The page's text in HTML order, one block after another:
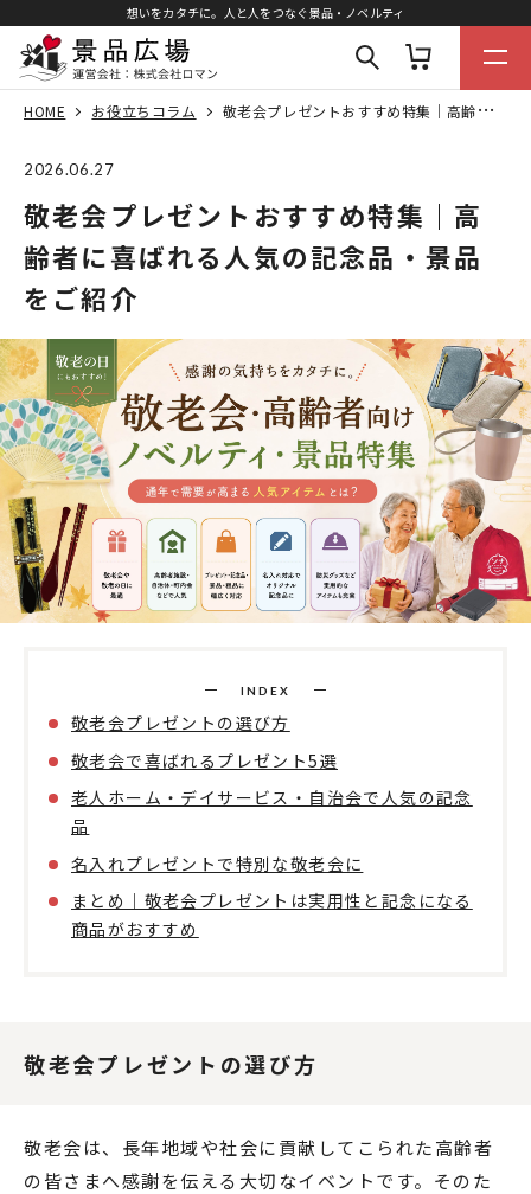
想いをカタチに。人と人をつなぐ景品・ノベルティ
HOME お役立ちコラム 敬老会プレゼントおすすめ特集｜高齢者に喜ばれる人気の記念品・景品をご紹介
2026.06.27
敬老会プレゼントおすすめ特集｜高
齢者に喜ばれる人気の記念品・景品
をご紹介
INDEX
敬老会プレゼントの選び方
敬老会で喜ばれるプレゼント5選
老人ホーム・デイサービス・自治会で人気の記念
品
名入れプレゼントで特別な敬老会に
まとめ｜敬老会プレゼントは実用性と記念になる
商品がおすすめ
敬老会プレゼントの選び方
敬老会は、長年地域や社会に貢献してこられた高齢者
の皆さまへ感謝を伝える大切なイベントです。そのた